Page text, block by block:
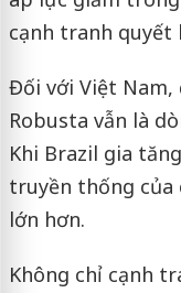
cạnh tranh quyết
Đối với Việt Nam,
Robusta vẫn là
Khi Brazil gia
truyền thống của
lớn hơn.
Không chỉ cạnh